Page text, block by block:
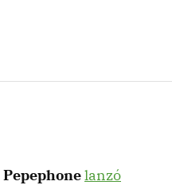
Pepephonelanzó